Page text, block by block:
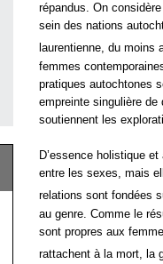
répandus. On
sein des nations
laurentienne, du moins
femmes
pratiques autochtones
empreinte singulière de
soutiennent les
D’essence holistique
entre les sexes, mais
relations sont fondées
au genre. Comme le
sont propres aux
rattachent à la mort, la